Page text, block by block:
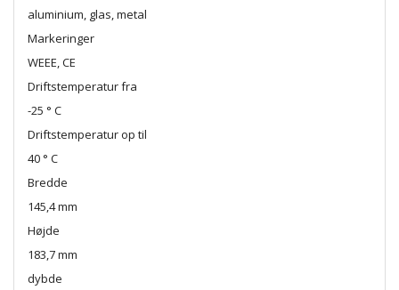
aluminium, glas, metal
Markeringer
WEEE, CE
Driftstemperatur fra
-25 ° C
Driftstemperatur op til
40 ° C
Bredde
145,4 mm
Højde
183,7 mm
dybde